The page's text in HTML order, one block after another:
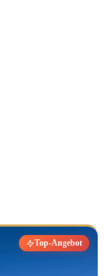
Top-Angebot